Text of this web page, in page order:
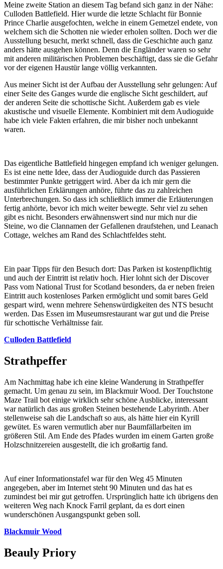
Meine zweite Station an diesem Tag befand sich ganz in der Nähe:
Culloden Battlefield. Hier wurde die letzte Schlacht für Bonnie
Prince Charlie ausgefochten, welche in einem Gemetzel endete, von
welchem sich die Schotten nie wieder erholen sollten. Doch wer die
Ausstellung besucht, merkt schnell, dass die Geschichte auch ganz
anders hätte ausgehen können. Denn die Engländer waren so sehr
mit anderen militärischen Problemen beschäftigt, dass sie die Gefahr
vor der eigenen Haustür lange völlig verkannten.
Aus meiner Sicht ist der Aufbau der Ausstellung sehr gelungen: Auf
einer Seite des Ganges wurde die englische Sicht geschildert, auf
der anderen Seite die schottische Sicht. Außerdem gab es viele
akustische und visuelle Elemente. Kombiniert mit dem Audioguide
habe ich viele Fakten erfahren, die mir bisher noch unbekannt
waren.
Das eigentliche Battlefield hingegen empfand ich weniger gelungen.
Es ist eine nette Idee, dass der Audioguide durch das Passieren
bestimmter Punkte getriggert wird. Aber da ich mir gern die
ausführlichen Erklärungen anhöre, führte das zu zahlreichen
Unterbrechungen. So dass ich schließlich immer die Erläuterungen
fertig anhörte, bevor ich mich weiter bewegte. Sehr viel zu sehen
gibt es nicht. Besonders erwähnenswert sind nur mich nur die
Steine, wo die Clannamen der Gefallenen draufstehen, und Leanach
Cottage, welches am Rand des Schlachtfeldes steht.
Ein paar Tipps für den Besuch dort: Das Parken ist kostenpflichtig
und auch der Eintritt ist relativ hoch. Hier lohnt sich der Discover
Pass vom National Trust for Scotland besonders, da er neben freien
Eintritt auch kostenloses Parken ermöglicht und somit bares Geld
gespart wird, wenn mehrere Sehenswürdigkeiten des NTS besucht
werden. Das Essen im Museumsrestaurant war gut und die Preise
für schottische Verhältnisse fair.
Culloden Battlefield
Strathpeffer
Am Nachmittag habe ich eine kleine Wanderung in Strathpeffer
gemacht. Um genau zu sein, im Blackmuir Wood. Der Touchstone
Maze Trail bot einige wirklich sehr schöne Ausblicke, interessant
war natürlich das aus großen Steinen bestehende Labyrinth. Aber
stellenweise sah die Landschaft so aus, als hätte hier ein Kyrill
gewütet. Es waren vermutlich aber nur Baumfällarbeiten im
größeren Stil. Am Ende des Pfades wurden im einem Garten große
Holzschnitzereien ausgestellt, die ich großartig fand.
Auf einer Informationstafel war für den Weg 45 Minuten
angegeben, aber im Internet steht 90 Minuten und das hat es
zumindest bei mir gut getroffen. Ursprünglich hatte ich übrigens den
weiteren Weg nach Knock Farril geplant, da es dort einen
wunderschönen Ausgangspunkt geben soll.
Blackmuir Wood
Beauly Priory